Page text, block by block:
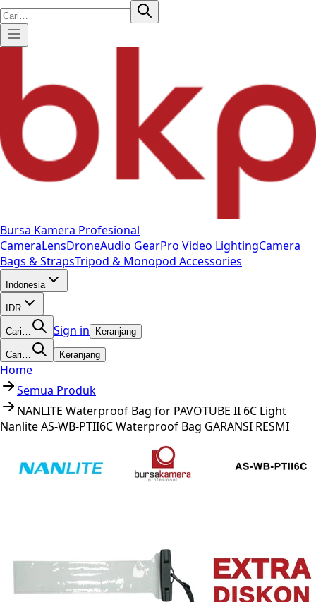
Bursa Kamera Profesional
CameraLensDroneAudio GearPro Video LightingCamera
Bags & StrapsTripod & Monopod Accessories
Indonesia
IDR
Cari… Sign in Keranjang
Cari… Keranjang
Home
Semua Produk
NANLITE Waterproof Bag for PAVOTUBE II 6C Light
Nanlite AS-WB-PTII6C Waterproof Bag GARANSI RESMI